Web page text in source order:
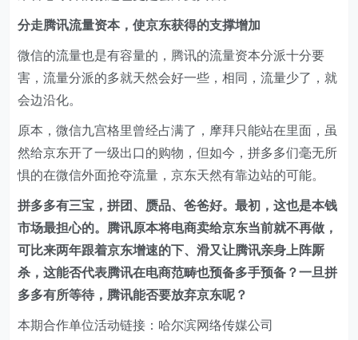
分走腾讯流量资本，使京东获得的支撑增加
微信的流量也是有容量的，腾讯的流量资本分派十分要
害，流量分派的多就天然会好一些，相同，流量少了，就
会边沿化。
原本，微信九宫格里曾经占满了，摩拜只能站在里面，虽
然给京东开了一级出口的购物，但如今，拼多多们毫无所
惧的在微信外面抢夺流量，京东天然有靠边站的可能。
拼多多有三宝，拼团、赝品、爸爸好。最初，这也是本钱
市场最担心的。腾讯原本将电商卖给京东当前就不再做，
可比来两年跟着京东增速的下、滑又让腾讯亲身上阵厮
杀，这能否代表腾讯在电商范畴也预备多手预备？一旦拼
多多有所等待，腾讯能否要放弃京东呢？
本期合作单位活动链接：哈尔滨网络传媒公司